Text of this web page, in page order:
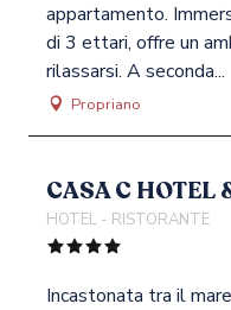
appartamento.
di 3 ettari, offre un
rilassarsi. A seconda...
Propriano
CASA C HOTEL
HOTEL - RISTORANTE
Incastonata tra il